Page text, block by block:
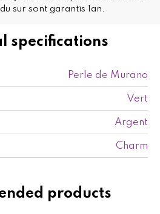
specifications
Perle de Murano
Vert
Argent
Charm
sur sont garantis 1an.
products